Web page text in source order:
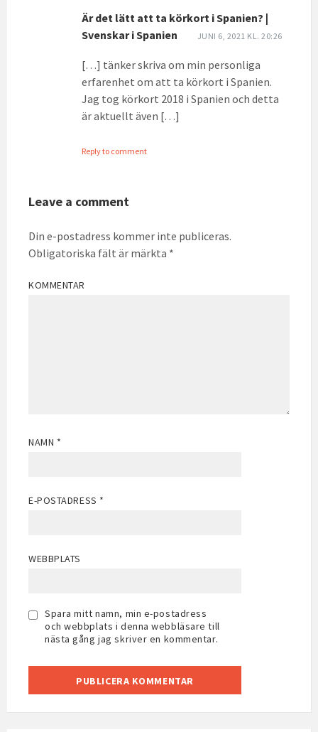
Är det lätt att ta körkort i Spanien? |
Svenskar i Spanien
JUNI 6, 2021 KL. 20:26
[…] tänker skriva om min personliga
erfarenhet om att ta körkort i Spanien.
Jag tog körkort 2018 i Spanien och detta
är aktuellt även […]
Reply to comment
Leave a comment
Din e-postadress kommer inte publiceras.
Obligatoriska fält är märkta *
KOMMENTAR
NAMN *
E-POSTADRESS *
WEBBPLATS
Spara mitt namn, min e-postadress
och webbplats i denna webbläsare till
nästa gång jag skriver en kommentar.